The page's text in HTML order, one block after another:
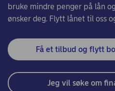
bruke mindre penger på lån
ønsker deg. Flytt lånet til oss
Få et tilbud og flytt
Jeg vil søke om